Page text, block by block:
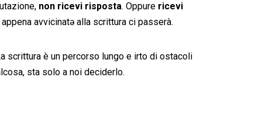
non ricevi risposta. Oppure ricevi
avvicinatə alla scrittura ci passerà.
scrittura è un percorso lungo e irto di ostacoli
sta solo a noi deciderlo.